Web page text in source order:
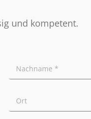
und kompetent.